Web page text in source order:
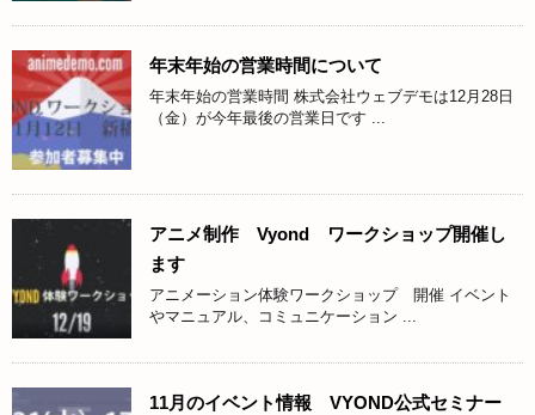
年末年始の営業時間について
年末年始の営業時間 株式会社ウェブデモは12月28日
（金）が今年最後の営業日です ...
アニメ制作 Vyond ワークショップ開催し
ます
アニメーション体験ワークショップ 開催 イベント
やマニュアル、コミュニケーション ...
11月のイベント情報 VYOND公式セミナー